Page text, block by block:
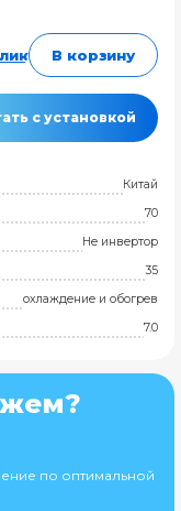
В корзину
с установкой
Китай
70
Не инвертор
35
охлаждение и обогрев
7.0
по оптимальной